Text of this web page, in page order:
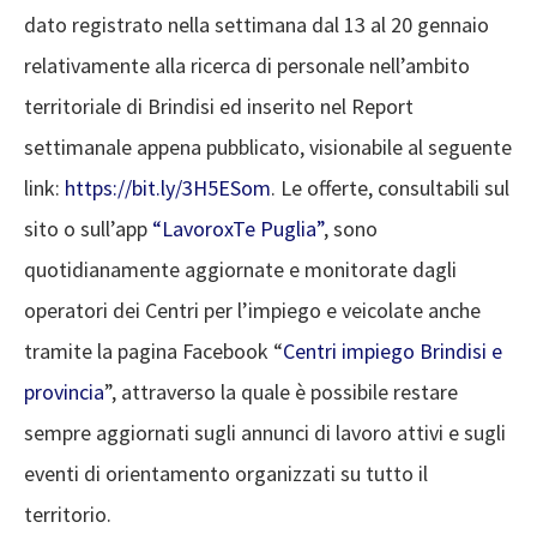
dato registrato nella settimana dal 13 al 20 gennaio
relativamente alla ricerca di personale nell’ambito
territoriale di Brindisi ed inserito nel Report
settimanale appena pubblicato, visionabile al seguente
link: https://bit.ly/3H5ESom. Le offerte, consultabili sul
sito o sull’app “LavoroxTe Puglia”, sono
quotidianamente aggiornate e monitorate dagli
operatori dei Centri per l’impiego e veicolate anche
tramite la pagina Facebook “Centri impiego Brindisi e
provincia”, attraverso la quale è possibile restare
sempre aggiornati sugli annunci di lavoro attivi e sugli
eventi di orientamento organizzati su tutto il
territorio.